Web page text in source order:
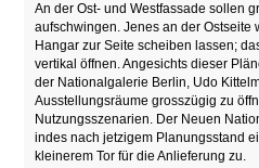
An der Ost- und Westfassade sollen
aufschwingen. Jenes an der
Hangar zur Seite scheiben lassen;
vertikal öffnen. Angesichts dieser
der Nationalgalerie Berlin, Udo
Ausstellungsräume grosszügig zu
Nutzungsszenarien. Der Neuen
indes nach jetzigem Planungsstand
kleinerem Tor für die Anlieferung zu.